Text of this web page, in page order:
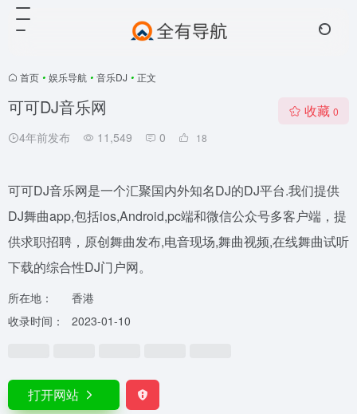
首页 • 娱乐导航 • 音乐DJ • 正文
可可DJ音乐网
4年前发布 11,549 0 18
收藏 0
可可DJ音乐网是一个汇聚国内外知名DJ的DJ平台.我们提供
DJ舞曲app,包括ios,Android,pc端和微信公众号多客户端，提
供求职招聘，原创舞曲发布,电音现场,舞曲视频,在线舞曲试听
下载的综合性DJ门户网。
所在地：
香港
收录时间：
2023-01-10
打开网站